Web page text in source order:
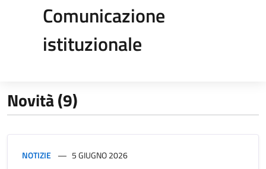
Comunicazione
istituzionale
Novità (9)
NOTIZIE 5 GIUGNO 2026